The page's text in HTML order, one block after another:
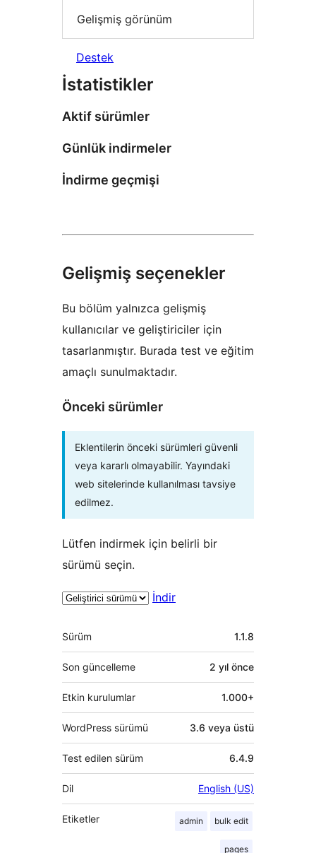
Gelişmiş görünüm
Destek
İstatistikler
Aktif sürümler
Günlük indirmeler
İndirme geçmişi
Gelişmiş seçenekler
Bu bölüm yalnızca gelişmiş
kullanıcılar ve geliştiriciler için
tasarlanmıştır. Burada test ve eğitim
amaçlı sunulmaktadır.
Önceki sürümler
Eklentilerin önceki sürümleri güvenli
veya kararlı olmayabilir. Yayındaki
web sitelerinde kullanılması tavsiye
edilmez.
Lütfen indirmek için belirli bir
sürümü seçin.
İndir
Meta
Sürüm 1.1.8
Son güncelleme 2 yıl önce
Etkin kurulumlar 1.000+
WordPress sürümü 3.6 veya üstü
Test edilen sürüm 6.4.9
Dil English (US)
Etiketler admin bulk edit
pages